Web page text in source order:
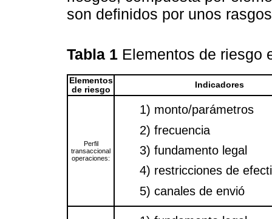
son definidos por unos
Tabla 1 Elementos de riesgo
Elementos
de riesgo
Indicadores
Perfil
transaccional
operaciones:
1) monto/parámetros
2) frecuencia
3) fundamento legal
4) restricciones de
5) canales de envió